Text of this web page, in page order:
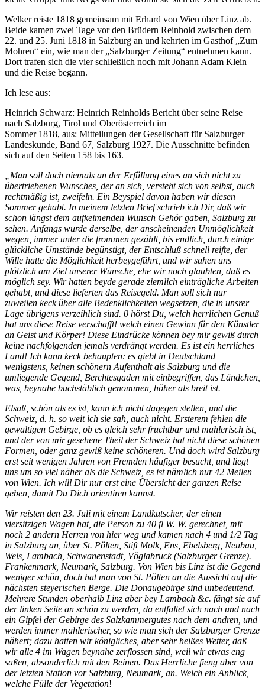
Welker reiste 1818 gemeinsam mit Erhard von Wien über Linz ab.
Beide kamen zwei Tage vor den Brüdern Reinhold zwischen dem
22. und 25. Juni 1818 in Salzburg an und kehrten im Gasthof „Zum
Mohren“ ein, wie man der „Salzburger Zeitung“ entnehmen kann.
Dort trafen sich die vier schließlich noch mit Johann Adam Klein
und die Reise begann.
Ich lese aus:
Heinrich Schwarz: Heinrich Reinholds Bericht über seine Reise
nach Salzburg, Tirol und Oberösterreich im
Sommer 1818, aus: Mitteilungen der Gesellschaft für Salzburger
Landeskunde, Band 67, Salzburg 1927. Die Ausschnitte befinden
sich auf den Seiten 158 bis 163.
„Man soll doch niemals an der Erfüllung eines an sich nicht zu
übertriebenen Wunsches, der an sich, versteht sich von selbst, auch
rechtmäßig ist, zweifeln. Ein Beyspiel davon haben wir diesen
Sommer gehabt. In meinem letzten Brief schrieb ich Dir, daß wir
schon längst dem aufkeimenden Wunsch Gehör gaben, Salzburg zu
sehen. Anfangs wurde derselbe, der anscheinenden Unmöglichkeit
wegen, immer unter die frommen gezählt, bis endlich, durch einige
glückliche Umstände begünstigt, der Entschluß schnell reifte, der
Wille hatte die Möglich­keit herbeygeführt, und wir sahen uns
plötzlich am Ziel unserer Wünsche, ehe wir noch glaubten, daß es
möglich sey. Wir hatten beyde gerade ziemlich einträgliche Arbeiten
gehabt, und diese lieferten das Reisegeld. Man soll sich nur
zuweilen keck über alle Bedenklichkeiten wegsetzen, die in unsrer
Lage übrigens verzeihlich sind. 0 hörst Du, welch herrlichen Genuß
hat uns diese Reise verschafft! welch einen Gewinn für den Künstler
an Geist und Körper! Diese Eindrücke können bey mir gewiß durch
keine nachfolgenden jemals verdrängt werden. Es ist ein herrliches
Land! Ich kann keck behaupten: es giebt in Deutschland
wenigstens, keinen schönern Aufenthalt als Salzburg und die
umliegende Gegend, Berchtesgaden mit einbegriffen, das Ländchen,
was, beynahe buchstäblich genommen, höher als breit ist.
Elsaß, schön als es ist, kann ich nicht dagegen stellen, und die
Schweiz, d. h. so weit ich sie sah, auch nicht. Ersterem fehlen die
ge­waltigen Gebirge, ob es gleich sehr fruchtbar und mahlerisch ist,
und der von mir gesehene Theil der Schweiz hat nicht diese schönen
Formen, oder ganz gewiß keine schöneren. Und doch wird Salzburg
erst seit wenigen Jahren von Fremden häufiger besucht, und liegt
uns um so viel näher als die Schweiz, es ist nämlich nur 42 Meilen
von Wien. Ich will Dir nur erst eine Übersicht der ganzen Reise
geben, damit Du Dich orientiren kannst.
Wir reisten den 23. Juli mit einem Landkutscher, der einen
viersitzigen Wagen hat, die Person zu 40 fl W. W. gerechnet, mit
noch 2 andern Herren von hier weg und kamen nach 4 und 1/2 Tag
in Salzburg an, über St. Pölten, Stift Molk, Ens, Ebelsberg, Neubau,
Wels, Lambach, Schwanenstadt, Vöglabruck (Salzburger Grenze).
Frankenmark, Neumark, Salzburg. Von Wien bis Linz ist die Gegend
weniger schön, doch hat man von St. Pölten an die Aussicht auf die
nächsten steyerischen Berge. Die Donaugebirge sind unbedeutend.
Mehrere Stunden oberhalb Linz aber bey Lambach &c. fängt sie auf
der linken Seite an schön zu werden, da entfaltet sich nach und nach
ein Gipfel der Gebirge des Salzkammergutes nach dem andren, und
werden immer mahlerischer, so wie man sich der Salzburger Grenze
nähert; dazu hatten wir königliches, aber sehr heißes Wetter, daß
wir alle 4 im Wagen beynahe zerflossen sind, weil wir etwas eng
saßen, absonderlich mit den Beinen. Das Herrliche fieng aber von
der letzten Station vor Salzburg, Neumark, an. Welch ein Anblick,
welche Fülle der Vegetation!